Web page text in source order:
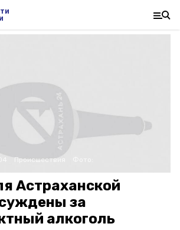
Происшествия
Астраханской
за
алкоголь